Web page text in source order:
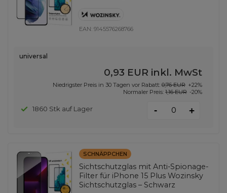
EAN:9145576268766
universal
0,93 EUR inkl. MwSt
Niedrigster Preis in 30 Tagen vor Rabatt: 0,76 EUR +22%
Normaler Preis: 1,16 EUR -20%
1860 Stk auf Lager - +
SCHNÄPPCHEN
Sichtschutzglas mit Anti-Spionage-
Filter für iPhone 15 Plus Wozinsky
Sichtschutzglas – Schwarz